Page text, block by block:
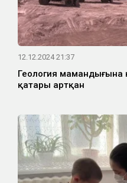
12.12.2024 21:37
Геология мамандығына
қатары артқан